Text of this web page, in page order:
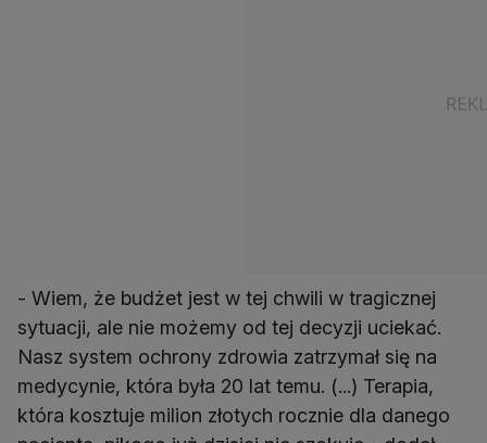
- Wiem, że budżet jest w tej chwili w tragicznej
sytuacji, ale nie możemy od tej decyzji uciekać.
Nasz system ochrony zdrowia zatrzymał się na
medycynie, która była 20 lat temu. (...) Terapia,
która kosztuje milion złotych rocznie dla danego